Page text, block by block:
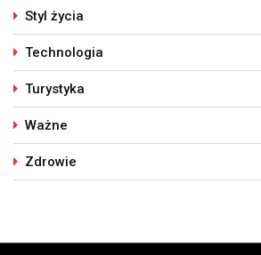
Styl życia
Technologia
Turystyka
Ważne
Zdrowie